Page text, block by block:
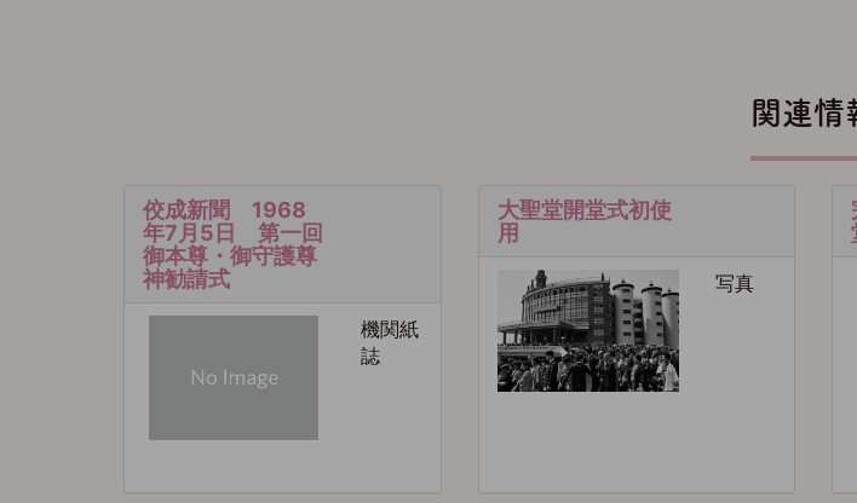
関連情
佼成新聞 1968
年7月5日 第一回
御本尊・御守護尊
神勧請式
機関紙
誌
大聖堂開堂式初使
用
写真